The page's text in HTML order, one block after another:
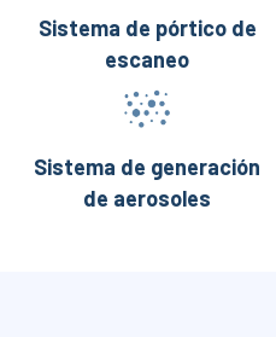
Sistema de pórtico de
escaneo
Sistema de generación
de aerosoles